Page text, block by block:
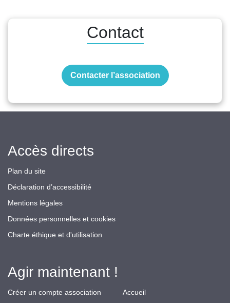
Contact
Contacter l’association
Accès directs
Plan du site
Déclaration d’accessibilité
Mentions légales
Données personnelles et cookies
Charte éthique et d'utilisation
Agir maintenant !
Créer un compte association
Accueil